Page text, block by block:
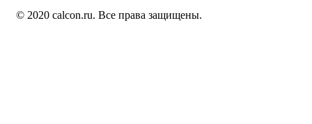
© 2020 calcon.ru. Все права защищены.